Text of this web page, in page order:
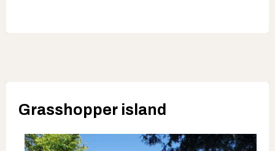
Grasshopper island